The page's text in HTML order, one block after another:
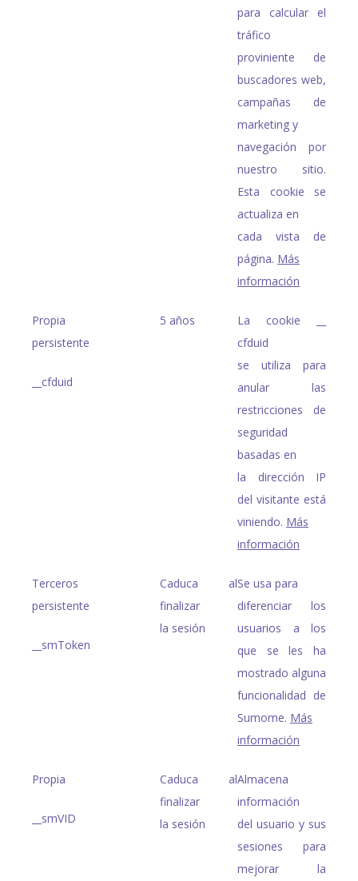
para calcular el
tráfico
proviniente de
buscadores web,
campañas de
marketing y
navegación por
nuestro sitio.
Esta cookie se
actualiza en
cada vista de
página. Más
información
Propia
persistente
__cfduid
5 años
La cookie __
cfduid
se utiliza para
anular las
restricciones de
seguridad
basadas en
la dirección IP
del visitante está
viniendo. Más
información
Terceros
persistente
__smToken
Caduca al
finalizar
la sesión
Se usa para
diferenciar los
usuarios a los
que se les ha
mostrado alguna
funcionalidad de
Sumome. Más
información
Propia
__smVID
Caduca al
finalizar
la sesión
Almacena
información
del usuario y sus
sesiones para
mejorar la